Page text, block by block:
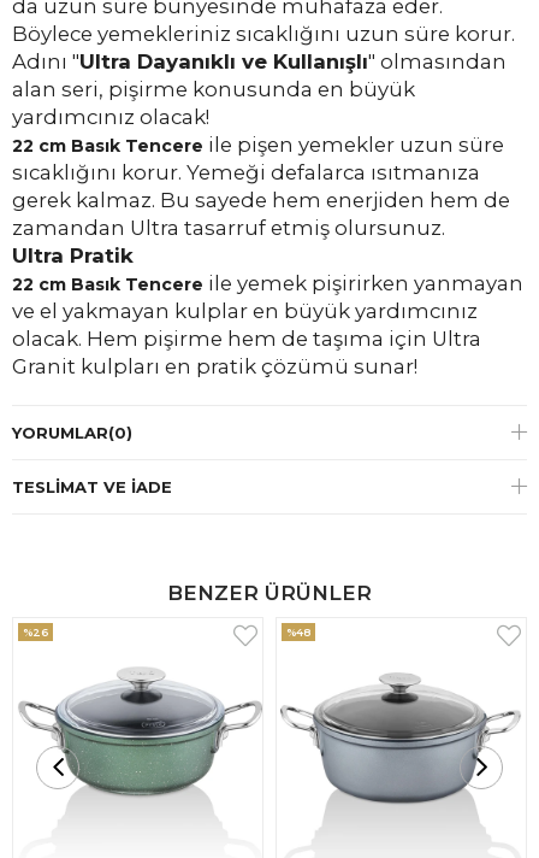
da uzun süre bünyesinde muhafaza eder.
Böylece yemekleriniz sıcaklığını uzun süre korur.
Adını "Ultra Dayanıklı ve Kullanışlı" olmasından
alan seri, pişirme konusunda en büyük
yardımcınız olacak!
22 cm Basık Tencere ile pişen yemekler uzun süre
sıcaklığını korur. Yemeği defalarca ısıtmanıza
gerek kalmaz. Bu sayede hem enerjiden hem de
zamandan Ultra tasarruf etmiş olursunuz.
Ultra Pratik
22 cm Basık Tencere ile yemek pişirirken yanmayan
ve el yakmayan kulplar en büyük yardımcınız
olacak. Hem pişirme hem de taşıma için Ultra
Granit kulpları en pratik çözümü sunar!
YORUMLAR(0)
TESLIMAT VE İADE
BENZER ÜRÜNLER
%26 %48